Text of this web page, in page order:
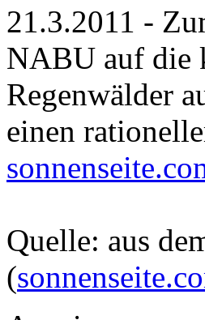
21.3.2011 -
NABU auf die
Regenwälder
einen
Quelle: aus
(